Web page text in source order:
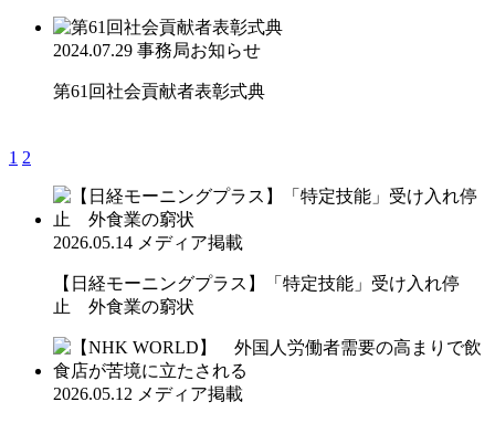
2024.07.29 事務局お知らせ
第61回社会貢献者表彰式典
1 2
2026.05.14 メディア掲載
【日経モーニングプラス】「特定技能」受け入れ停
止 外食業の窮状
2026.05.12 メディア掲載